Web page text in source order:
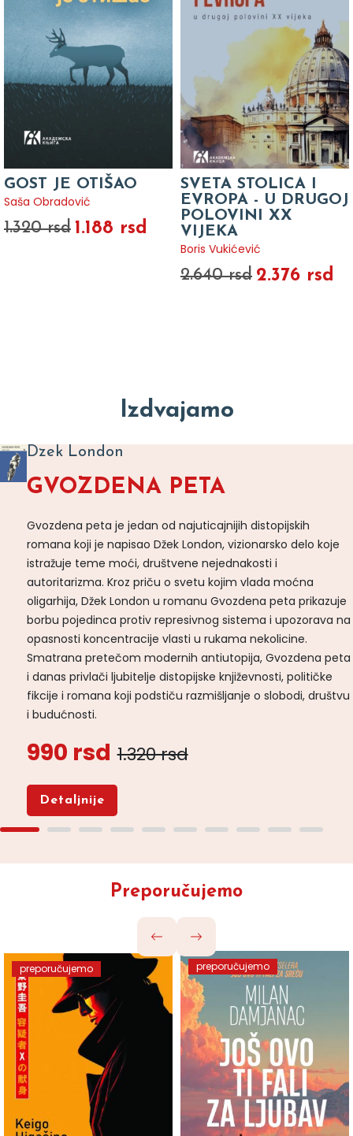
GOST JE OTIŠAO
Saša Obradović
1.320 rsd 1.188 rsd
SVETA STOLICA I
EVROPA - U DRUGOJ
POLOVINI XX
VIJEKA
Boris Vukićević
2.640 rsd 2.376 rsd
Izdvajamo
Dzek London
GVOZDENA PETA
Gvozdena peta je jedan od najuticajnijih distopijskih
romana koji je napisao Džek London, vizionarsko delo koje
istražuje teme moći, društvene nejednakosti i
autoritarizma. Kroz priču o svetu kojim vlada moćna
oligarhija, Džek London u romanu Gvozdena peta prikazuje
borbu pojedinca protiv represivnog sistema i upozorava na
opasnosti koncentracije vlasti u rukama nekolicine.
Smatrana pretečom modernih antiutopija, Gvozdena peta
i danas privlači ljubitelje distopijske književnosti, političke
fikcije i romana koji podstiču razmišljanje o slobodi, društvu
i budućnosti.
990 rsd 1.320 rsd
Detaljnije
Preporučujemo
preporučujemo preporučujemo